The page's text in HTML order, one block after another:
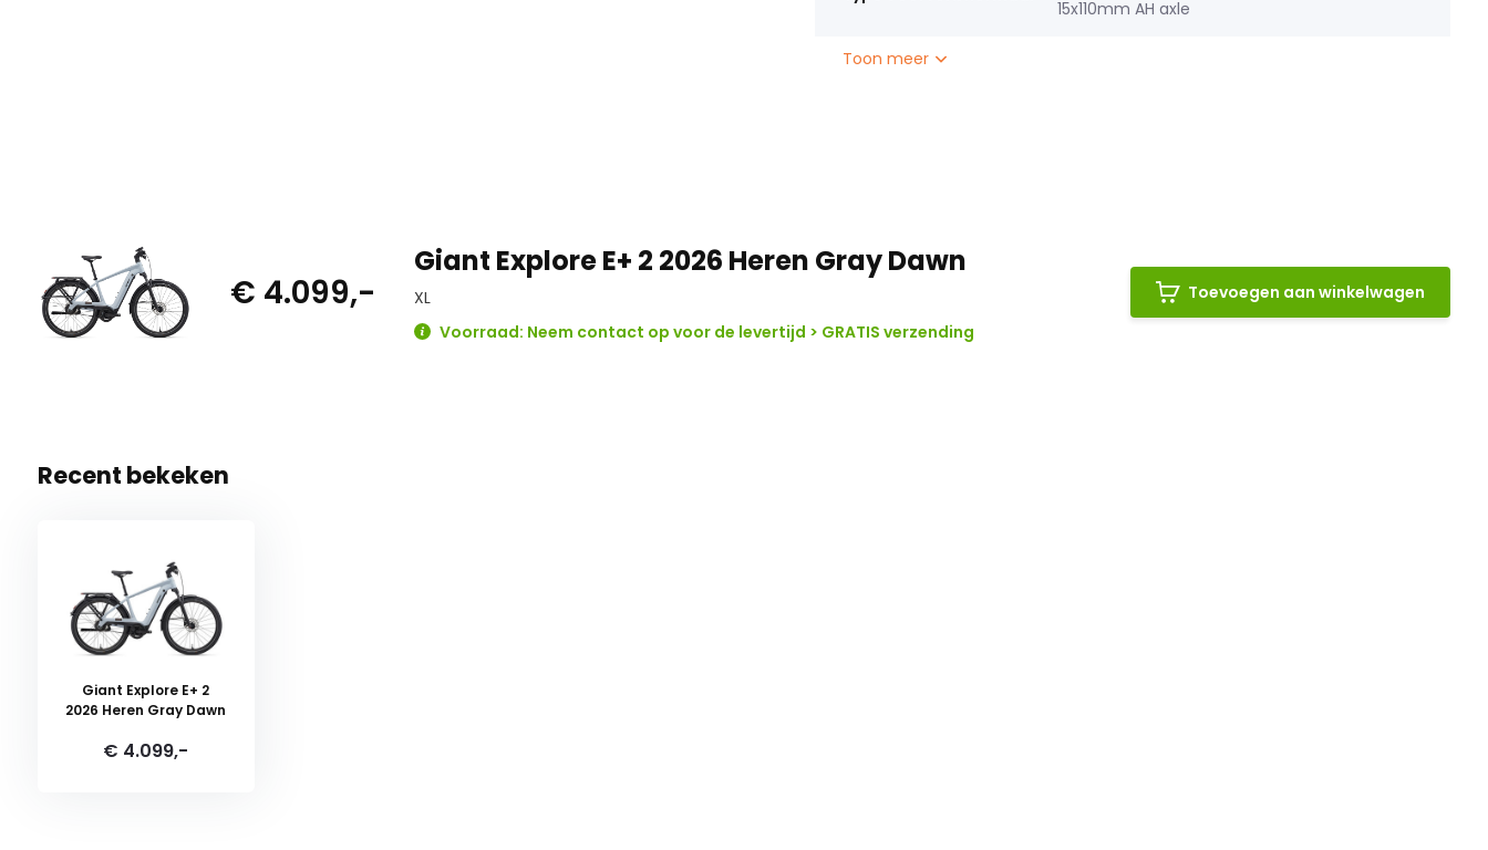
15x110mm AH axle
Toon meer
€ 4.099,-
Giant Explore E+ 2 2026 Heren Gray Dawn
XL
Voorraad: Neem contact op voor de levertijd > GRATIS verzending
Toevoegen aan winkelwagen
Recent bekeken
Giant Explore E+ 2
2026 Heren Gray Dawn
€ 4.099,-